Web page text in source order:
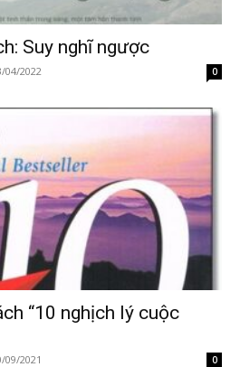
Suy nghĩ ngược
04/2022 0
“10 nghịch lý cuộc
09/2021 0